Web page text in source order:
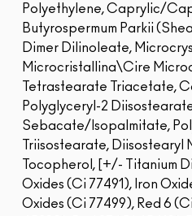
Polyethylene, Caprylic/
Butyrospermum Parkii
Dimer Dilinoleate,
Microcristallina\Cire
Tetrastearate Triacetate,
Polyglyceryl-2
Sebacate/Isopalmitate,
Triisostearate, Diisostearyl
Tocopherol, [+/- Titanium
Oxides (Ci 77491), Iron
Oxides (Ci 77499), Red 6